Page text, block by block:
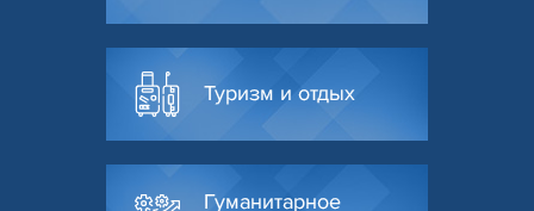
Туризм и отдых
Гуманитарное